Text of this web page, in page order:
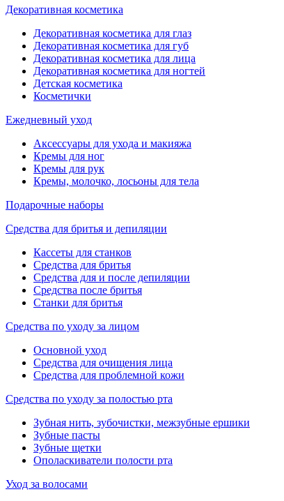
Декоративная косметика
Декоративная косметика для глаз
Декоративная косметика для губ
Декоративная косметика для лица
Декоративная косметика для ногтей
Детская косметика
Косметички
Ежедневный уход
Аксессуары для ухода и макияжа
Кремы для ног
Кремы для рук
Кремы, молочко, лосьоны для тела
Подарочные наборы
Средства для бритья и депиляции
Кассеты для станков
Средства для бритья
Средства для и после депиляции
Средства после бритья
Станки для бритья
Средства по уходу за лицом
Основной уход
Средства для очищения лица
Средства для проблемной кожи
Средства по уходу за полостью рта
Зубная нить, зубочистки, межзубные ершики
Зубные пасты
Зубные щетки
Ополаскиватели полости рта
Уход за волосами